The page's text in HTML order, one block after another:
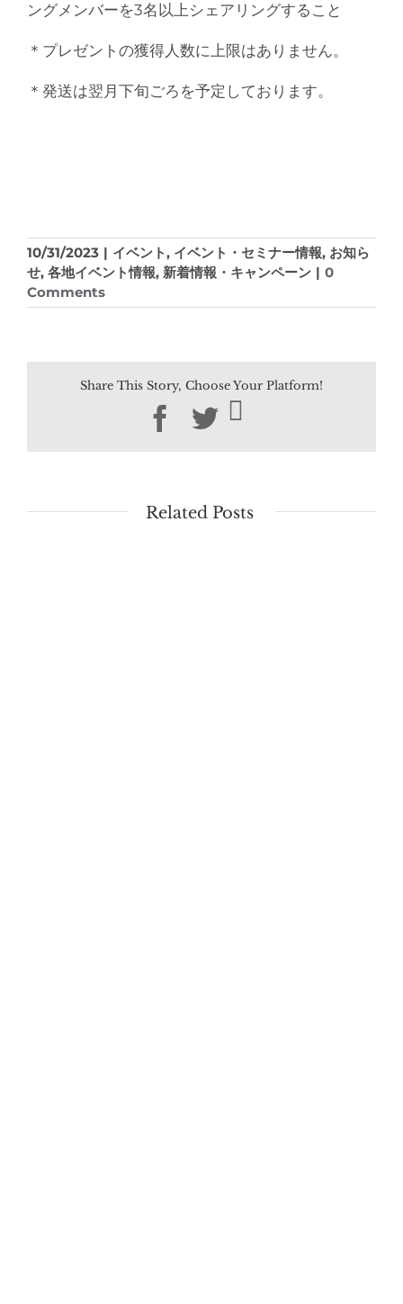
ングメンバーを3名以上シェアリングすること
＊プレゼントの獲得人数に上限はありません。
＊発送は翌月下旬ごろを予定しております。
10/31/2023 | イベント, イベント・セミナー情報, お知ら
せ, 各地イベント情報, 新着情報・キャンペーン | 0
Comments
Share This Story, Choose Your Platform!
Facebook
Twitter
Related Posts